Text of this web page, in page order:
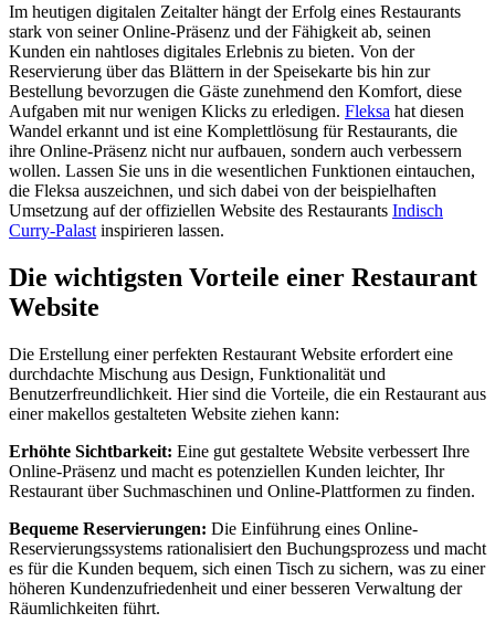
Im heutigen digitalen Zeitalter hängt der Erfolg eines Restaurants
stark von seiner Online-Präsenz und der Fähigkeit ab, seinen
Kunden ein nahtloses digitales Erlebnis zu bieten. Von der
Reservierung über das Blättern in der Speisekarte bis hin zur
Bestellung bevorzugen die Gäste zunehmend den Komfort, diese
Aufgaben mit nur wenigen Klicks zu erledigen. Fleksa hat diesen
Wandel erkannt und ist eine Komplettlösung für Restaurants, die
ihre Online-Präsenz nicht nur aufbauen, sondern auch verbessern
wollen. Lassen Sie uns in die wesentlichen Funktionen eintauchen,
die Fleksa auszeichnen, und sich dabei von der beispielhaften
Umsetzung auf der offiziellen Website des Restaurants Indisch
Curry-Palast inspirieren lassen.
Die wichtigsten Vorteile einer Restaurant
Website
Die Erstellung einer perfekten Restaurant Website erfordert eine
durchdachte Mischung aus Design, Funktionalität und
Benutzerfreundlichkeit. Hier sind die Vorteile, die ein Restaurant aus
einer makellos gestalteten Website ziehen kann:
Erhöhte Sichtbarkeit: Eine gut gestaltete Website verbessert Ihre
Online-Präsenz und macht es potenziellen Kunden leichter, Ihr
Restaurant über Suchmaschinen und Online-Plattformen zu finden.
Bequeme Reservierungen: Die Einführung eines Online-
Reservierungssystems rationalisiert den Buchungsprozess und macht
es für die Kunden bequem, sich einen Tisch zu sichern, was zu einer
höheren Kundenzufriedenheit und einer besseren Verwaltung der
Räumlichkeiten führt.